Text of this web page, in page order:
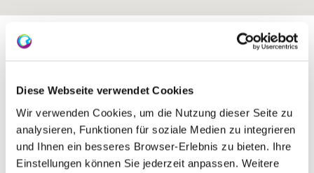
Diese Webseite verwendet Cookies
Wir verwenden Cookies, um die Nutzung dieser Seite zu
analysieren, Funktionen für soziale Medien zu integrieren
und Ihnen ein besseres Browser-Erlebnis zu bieten. Ihre
Einstellungen können Sie jederzeit anpassen. Weitere
Exposition: Süd